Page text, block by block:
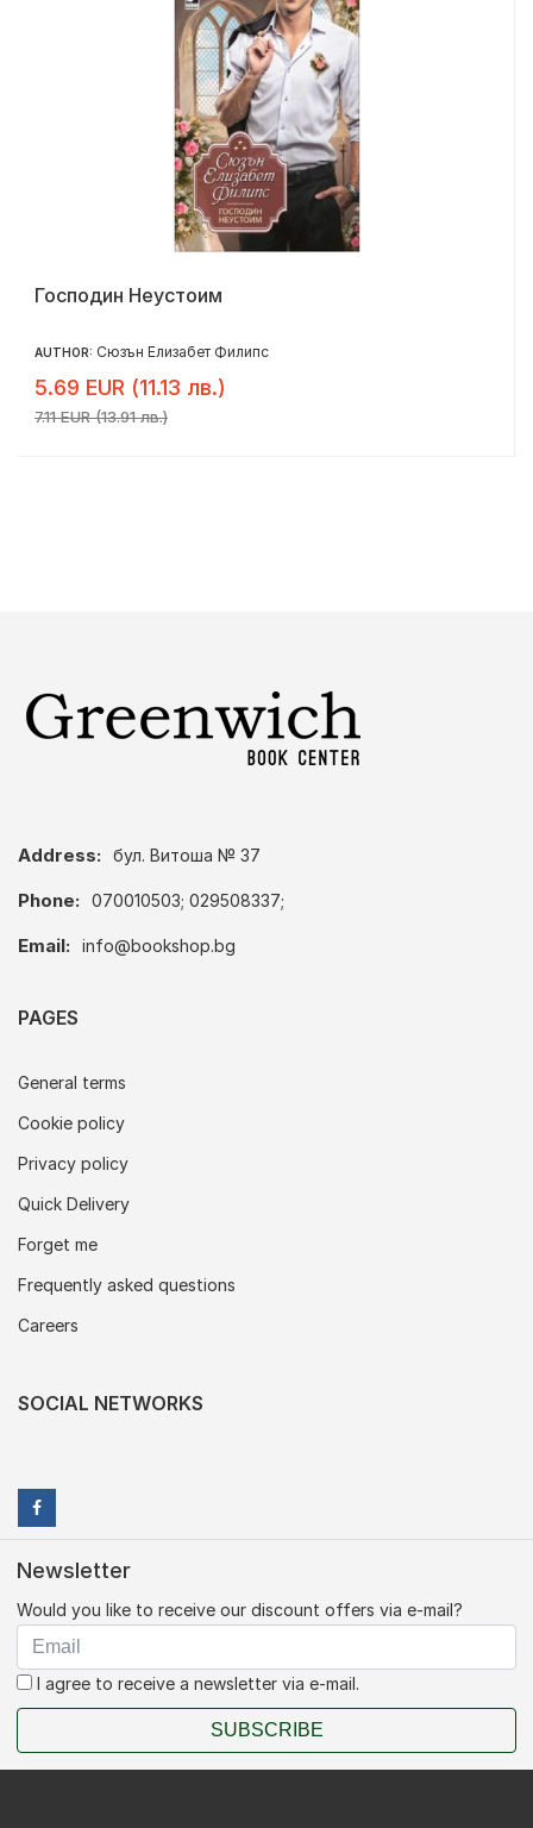
Господин Неустоим
AUTHOR: Сюзън Елизабет Филипс
5.69 EUR (11.13 лв.)
7.11 EUR (13.91 лв.)
Address: бул. Витоша № 37
Phone: 070010503; 029508337;
Email: info@bookshop.bg
PAGES
General terms
Cookie policy
Privacy policy
Quick Delivery
Forget me
Frequently asked questions
Careers
SOCIAL NETWORKS
Newsletter
Would you like to receive our discount offers via e-mail?
I agree to receive a newsletter via e-mail.
SUBSCRIBE